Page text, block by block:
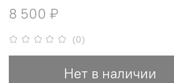
(0)
8 500 ₽
Нет в наличии